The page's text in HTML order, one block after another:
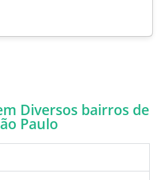
Diversos bairros de
Paulo